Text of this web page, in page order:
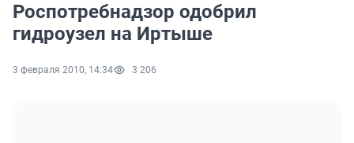
Роспотребнадзор одобрил
гидроузел на Иртыше
3 февраля 2010, 14:34 3 206